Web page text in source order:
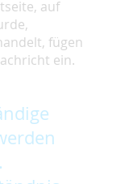
auf
fügen
ein.